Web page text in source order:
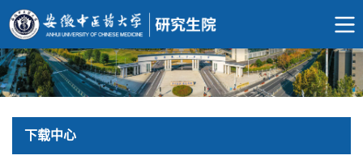
下载中心